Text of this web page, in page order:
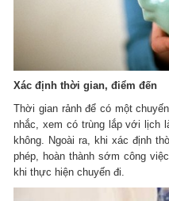
Xác định thời gian, điểm đến
Thời gian rảnh để có một
nhắc, xem có trùng lắp với lịch
không. Ngoài ra, khi xác định
phép, hoàn thành sớm công
khi thực hiện chuyến đi.